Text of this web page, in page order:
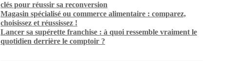
clés pour réussir sa reconversion
Magasin spécialisé ou commerce alimentaire : comparez,
choisissez et réussissez !
Lancer sa supérette franchise : à quoi ressemble vraiment le
quotidien derrière le comptoir ?